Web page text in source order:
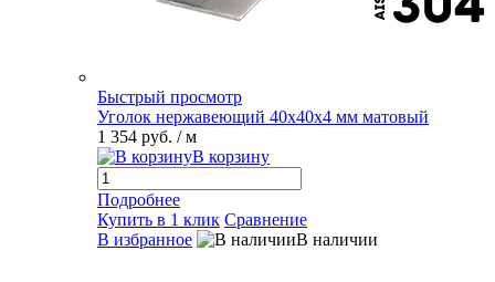
Быстрый просмотр
Уголок нержавеющий 40х40х4 мм матовый
1 354 руб. / м
В корзину
Подробнее
Купить в 1 клик Сравнение
В избранное
В наличии